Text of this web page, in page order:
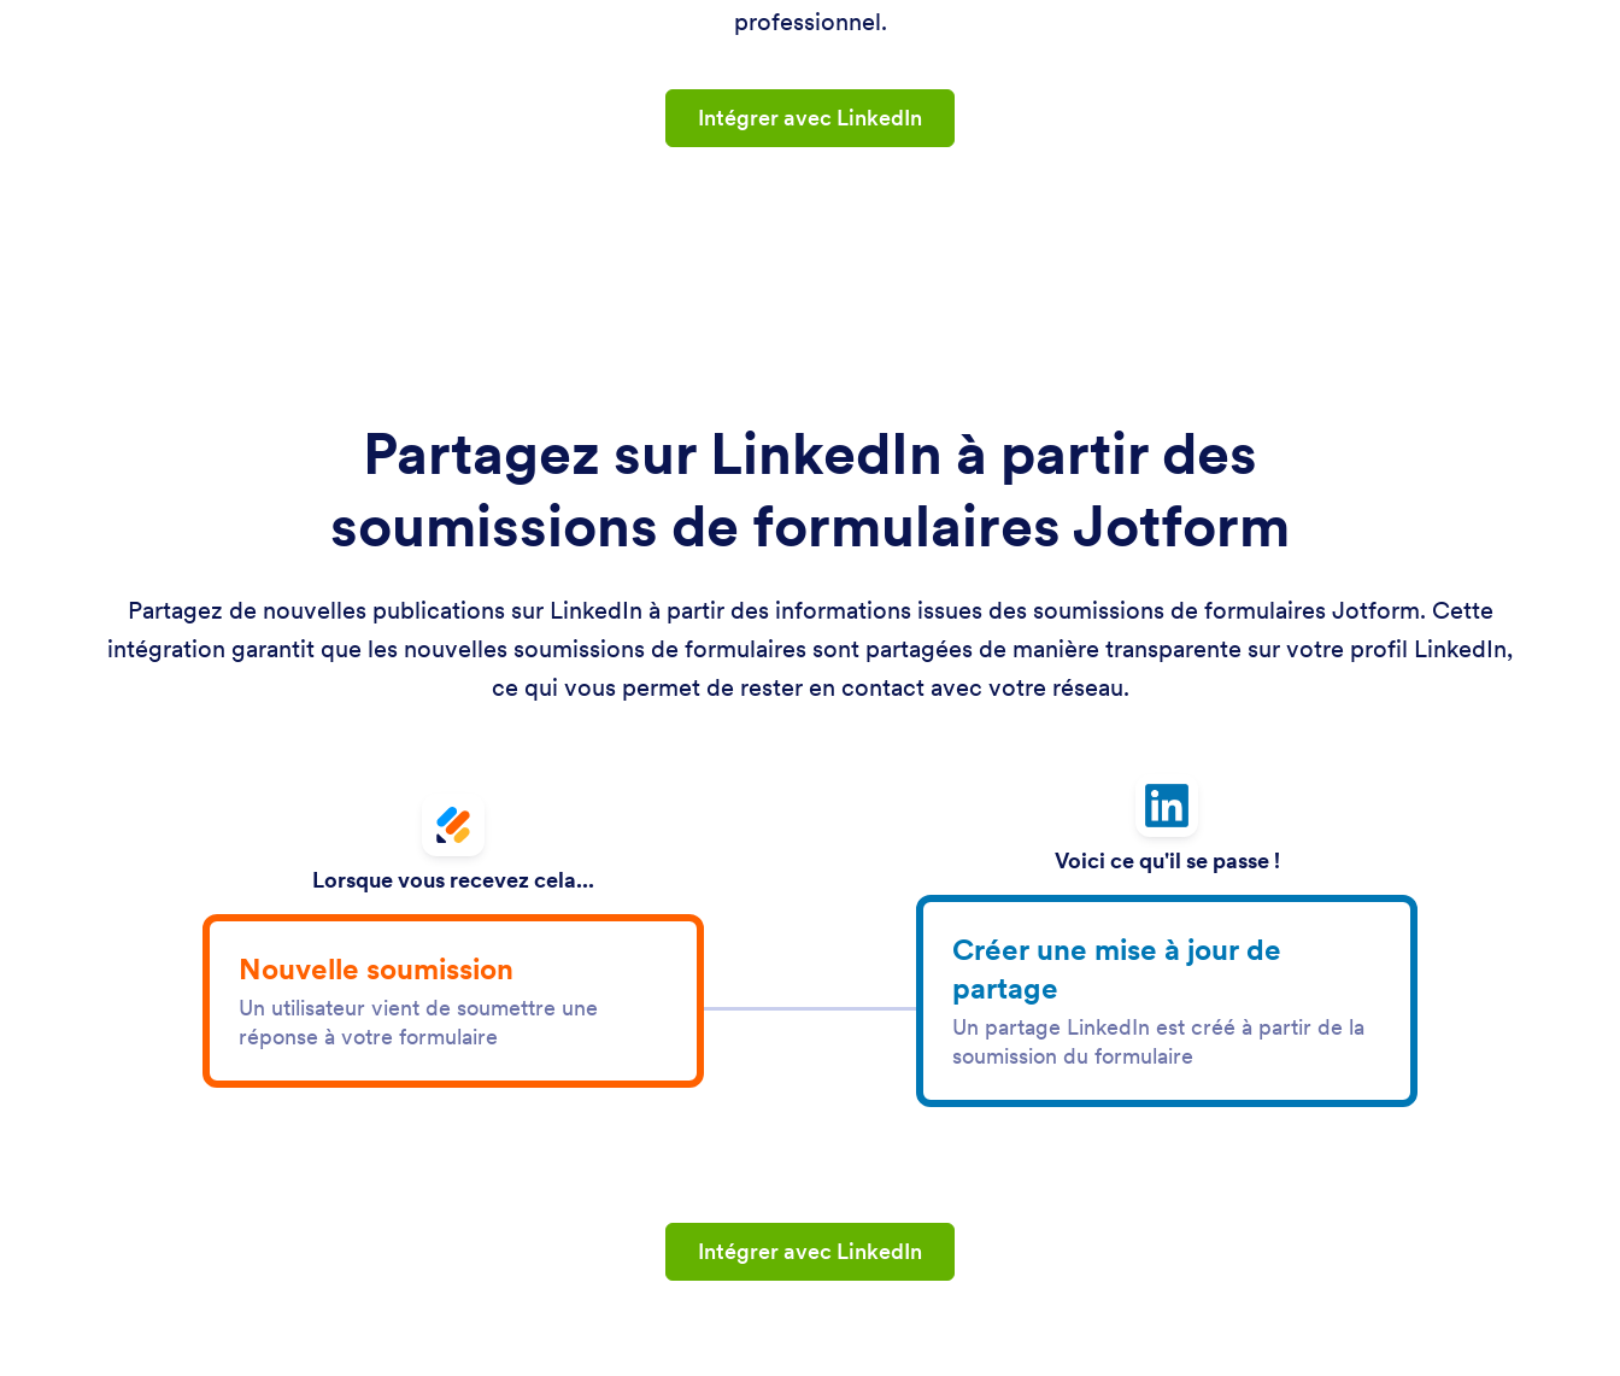
professionnel.
Intégrer avec LinkedIn
Partagez sur LinkedIn à partir des
soumissions de formulaires Jotform
Partagez de nouvelles publications sur LinkedIn à partir des informations issues des soumissions de formulaires Jotform. Cette
intégration garantit que les nouvelles soumissions de formulaires sont partagées de manière transparente sur votre profil LinkedIn,
ce qui vous permet de rester en contact avec votre réseau.
Lorsque vous recevez cela...
Nouvelle soumission
Un utilisateur vient de soumettre une
réponse à votre formulaire
Voici ce qu'il se passe !
Créer une mise à jour de
partage
Un partage LinkedIn est créé à partir de la
soumission du formulaire
Intégrer avec LinkedIn